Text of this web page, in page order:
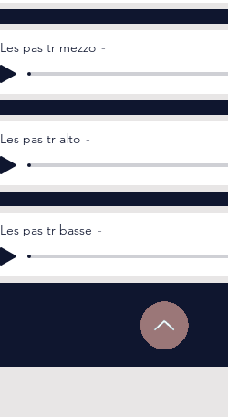
Les pas tr mezzo
Les pas tr alto
Les pas tr basse